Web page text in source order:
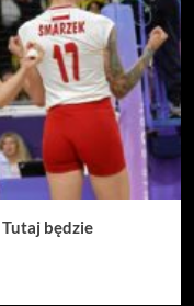
będzie